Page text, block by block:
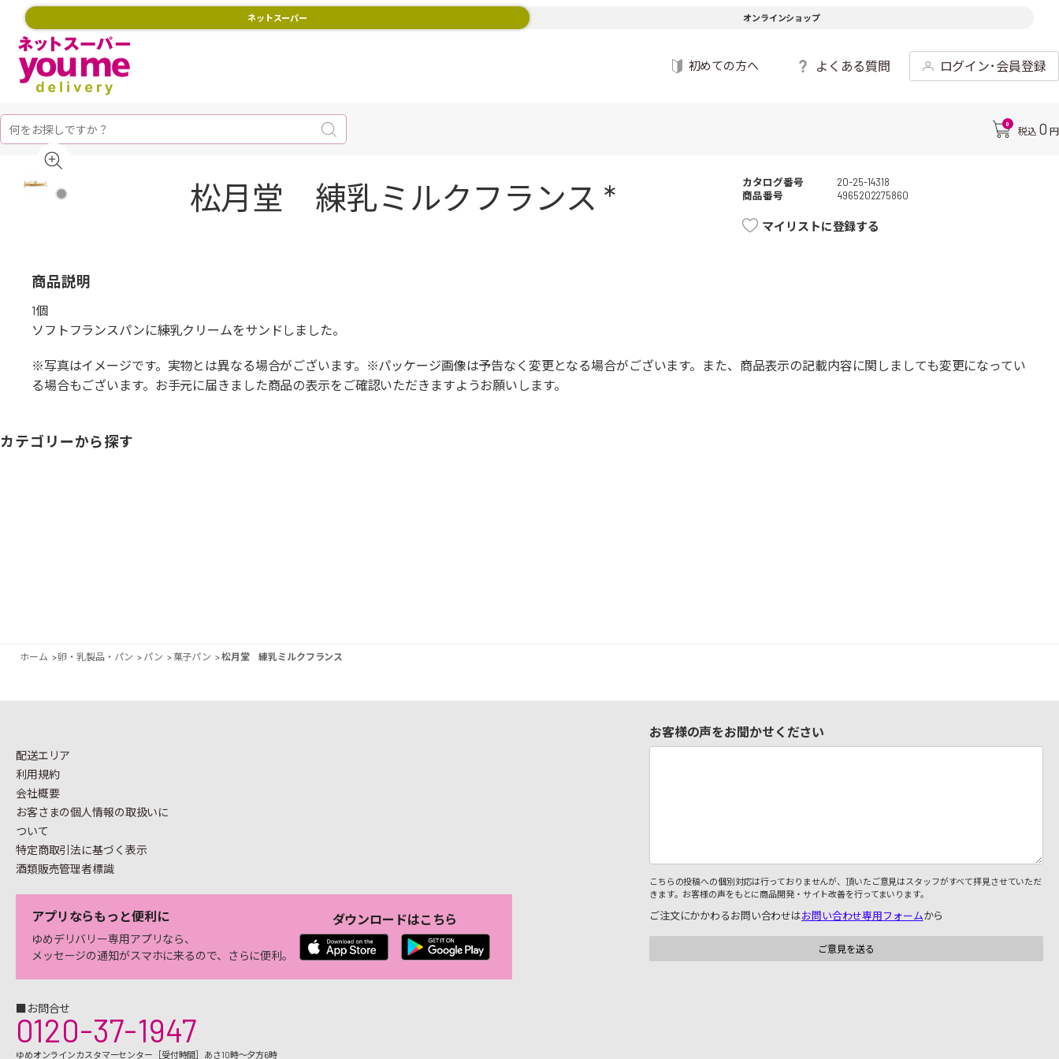
ネットスーパー オンラインショップ
初めての方へ よくある質問 ログイン･会員登録
0
税込 0 円
松月堂 練乳ミルクフランス * カタログ番号
20-25-14318
商品番号
4965202275860
マイリストに登録する
商品説明
1個
ソフトフランスパンに練乳クリームをサンドしました。
※写真はイメージです。実物とは異なる場合がございます。※パッケージ画像は予告なく変更となる場合がございます。また、商品表示の記載内容に関しましても変更になってい
る場合もございます。お手元に届きました商品の表示をご確認いただきますようお願いします。
カテゴリーから探す
ホーム >卵・乳製品・パン > パン >菓子パン >松月堂 練乳ミルクフランス
配送エリア
利用規約
会社概要
お客さまの個人情報の取扱いに
ついて
特定商取引法に基づく表示
酒類販売管理者標識
アプリならもっと便利に
ゆめデリバリー専用アプリなら、
メッセージの通知がスマホに来るので、さらに便利。
ダウンロードはこちら
■お問合せ
0120-37-1947
ゆめオンラインカスタマーセンター［受付時間］あさ10時～夕方6時
お客様の声をお聞かせください
こちらの投稿への個別対応は行っておりませんが、頂いたご意見はスタッフがすべて拝見させていただ
きます。お客様の声をもとに商品開発・サイト改善を行ってまいります。
ご注文にかかわるお問い合わせはお問い合わせ専用フォームから